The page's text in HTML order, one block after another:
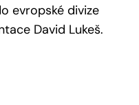
evropské divize
David Lukeš.